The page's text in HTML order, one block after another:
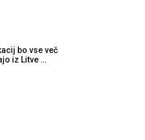
bo vse več
iz Litve …